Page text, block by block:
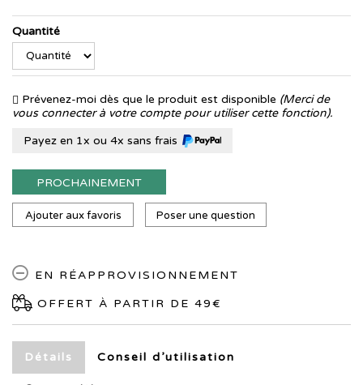
Quantité
Prévenez-moi dès que le produit est disponible (Merci de
vous connecter à votre compte pour utiliser cette fonction).
Payez en 1x ou 4x sans frais
PROCHAINEMENT
Ajouter aux favoris Poser une question
EN RÉAPPROVISIONNEMENT
OFFERT À PARTIR DE 49€
Détails Conseil d’utilisation